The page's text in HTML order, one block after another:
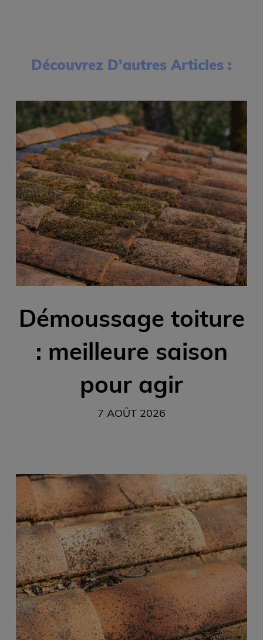
Découvrez D'autres Articles :
Démoussage toiture
: meilleure saison
pour agir
7 AOÛT 2026